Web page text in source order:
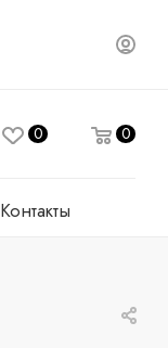
0 0
Контакты